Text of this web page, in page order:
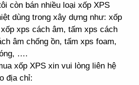
còn bán nhiều loại xốp XPS
dùng trong xây dựng như: xốp
xps cách âm, tấm xps cách
âm chống ồn, tấm xps foam,
….
xốp XPS xin vui lòng liên hệ
địa chỉ: